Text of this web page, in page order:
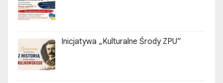
Inicjatywa „Kulturalne Środy ZPU”